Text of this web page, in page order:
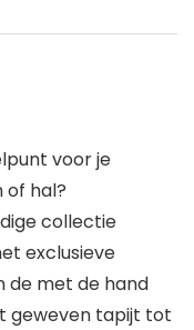
voor je
of hal?
collectie
exclusieve
de met de hand
geweven tapijt tot